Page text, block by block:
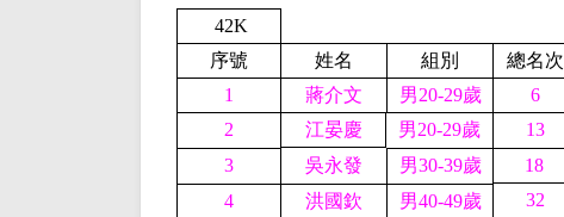
42K
序號
姓名 組別 總名次
1
蔣介文 男20-29歲 6
2
江晏慶 男20-29歲 13
3
吳永發 男30-39歲 18
4
洪國欽 男40-49歲 32